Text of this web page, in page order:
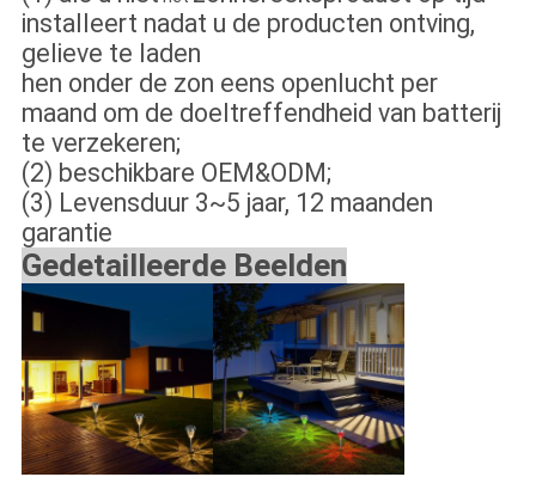
installeert nadat u de producten ontving,
gelieve te laden
hen onder de zon eens openlucht per
maand om de doeltreffendheid van batterij
te verzekeren;
(2) beschikbare OEM&ODM;
(3) Levensduur 3~5 jaar, 12 maanden
garantie
Gedetailleerde Beelden